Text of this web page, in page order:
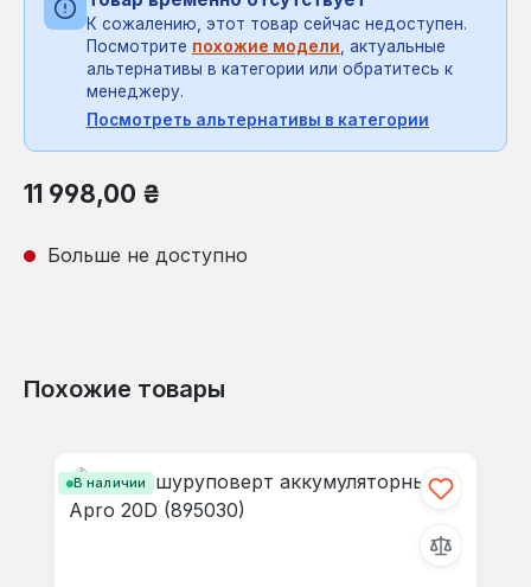
К сожалению, этот товар сейчас недоступен.
Посмотрите похожие модели, актуальные
альтернативы в категории или обратитесь к
менеджеру.
Посмотреть альтернативы в категории
Обычная цена:
11 998,00 ₴
Больше не доступно
Похожие товары
В наличии